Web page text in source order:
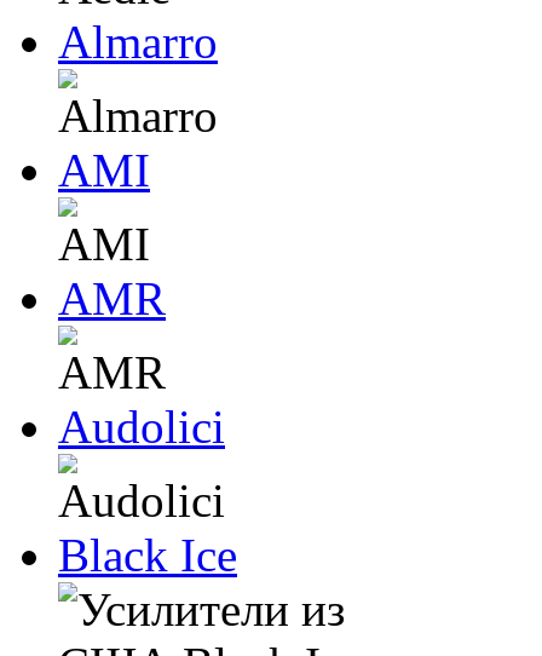
Almarro
AMI
AMR
Audolici
Black Ice